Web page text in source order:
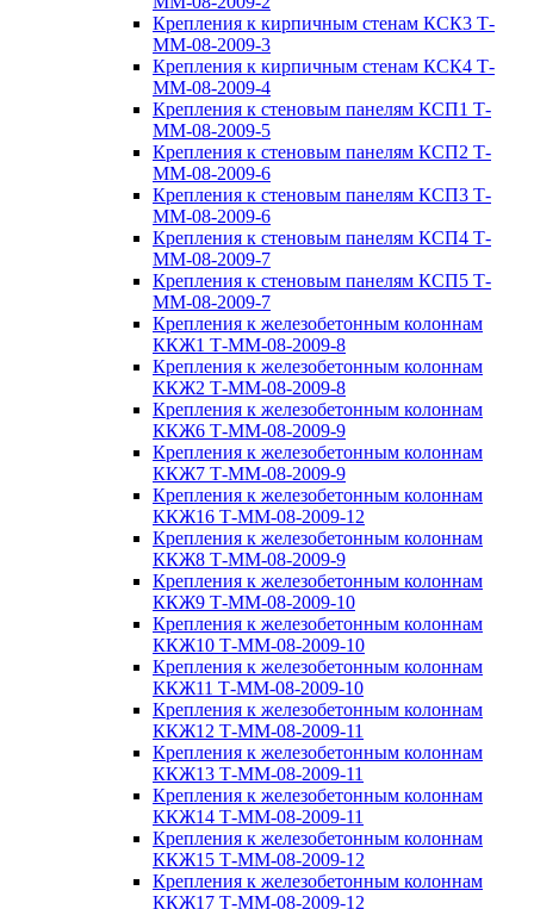
Крепления к кирпичным стенам КСК3 Т-
ММ-08-2009-3
Крепления к кирпичным стенам КСК4 Т-
ММ-08-2009-4
Крепления к стеновым панелям КСП1 Т-
ММ-08-2009-5
Крепления к стеновым панелям КСП2 Т-
ММ-08-2009-6
Крепления к стеновым панелям КСП3 Т-
ММ-08-2009-6
Крепления к стеновым панелям КСП4 Т-
ММ-08-2009-7
Крепления к стеновым панелям КСП5 Т-
ММ-08-2009-7
Крепления к железобетонным колоннам
ККЖ1 Т-ММ-08-2009-8
Крепления к железобетонным колоннам
ККЖ2 Т-ММ-08-2009-8
Крепления к железобетонным колоннам
ККЖ6 Т-ММ-08-2009-9
Крепления к железобетонным колоннам
ККЖ7 Т-ММ-08-2009-9
Крепления к железобетонным колоннам
ККЖ16 Т-ММ-08-2009-12
Крепления к железобетонным колоннам
ККЖ8 Т-ММ-08-2009-9
Крепления к железобетонным колоннам
ККЖ9 Т-ММ-08-2009-10
Крепления к железобетонным колоннам
ККЖ10 Т-ММ-08-2009-10
Крепления к железобетонным колоннам
ККЖ11 Т-ММ-08-2009-10
Крепления к железобетонным колоннам
ККЖ12 Т-ММ-08-2009-11
Крепления к железобетонным колоннам
ККЖ13 Т-ММ-08-2009-11
Крепления к железобетонным колоннам
ККЖ14 Т-ММ-08-2009-11
Крепления к железобетонным колоннам
ККЖ15 Т-ММ-08-2009-12
Крепления к железобетонным колоннам
ККЖ17 Т-ММ-08-2009-12